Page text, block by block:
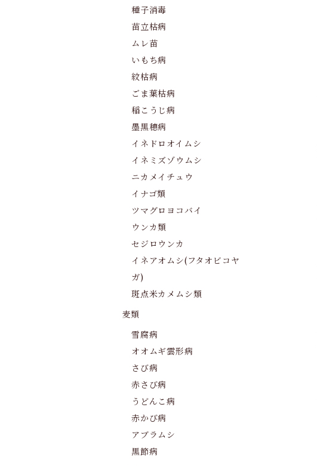
種子消毒
苗立枯病
ムレ苗
いもち病
紋枯病
ごま葉枯病
稲こうじ病
墨黒穂病
イネドロオイムシ
イネミズゾウムシ
ニカメイチュウ
イナゴ類
ツマグロヨコバイ
ウンカ類
セジロウンカ
イネアオムシ(フタオビコヤ
ガ)
斑点米カメムシ類
麦類
雪腐病
オオムギ雲形病
さび病
赤さび病
うどんこ病
赤かび病
アブラムシ
黒節病